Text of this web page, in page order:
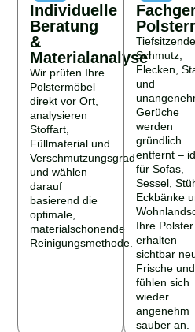
Individuelle
Beratung
&
Materialanalyse
Wir prüfen Ihre
Polstermöbel
direkt vor Ort,
analysieren
Stoffart,
Füllmaterial und
Verschmutzungsgrad
und wählen
darauf
basierend die
optimale,
materialschonende
Reinigungsmethode.
Schmutz,
Flecken,
und
Gerüche
werden
gründlich
entfernt –
für Sofas,
Sessel,
Eckbänke
Ihre Polster
erhalten
sichtbar
Frische und
fühlen sich
wieder
angenehm
sauber an.